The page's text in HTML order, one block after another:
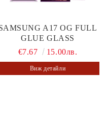
A17 OG FULL
GLUE GLASS
€7.67
15.00лв.
Виж детайли